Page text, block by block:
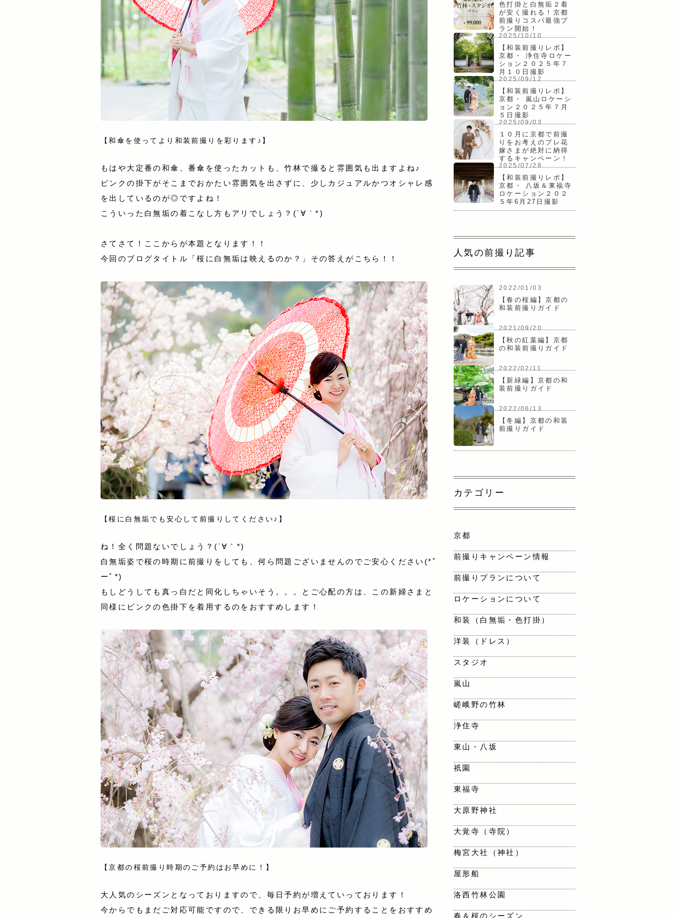
【和傘を使ってより和装前撮りを彩ります♪】
もはや大定番の和傘、番傘を使ったカットも、竹林で撮ると雰囲気も出ますよね♪
ピンクの掛下がそこまでおかたい雰囲気を出さずに、少しカジュアルかつオシャレ感
を出しているのが◎ですよね！
こういった白無垢の着こなし方もアリでしょう？(´∀｀*)
さてさて！ここからが本題となります！！
今回のブログタイトル「桜に白無垢は映えるのか？」その答えがこちら！！
【桜に白無垢でも安心して前撮りしてください♪】
ね！全く問題ないでしょう？(´∀｀*)
白無垢姿で桜の時期に前撮りをしても、何ら問題ございませんのでご安心ください(*ﾟ
ーﾟ*)
もしどうしても真っ白だと同化しちゃいそう。。。とご心配の方は、この新婦さまと
同様にピンクの色掛下を着用するのをおすすめします！
【京都の桜前撮り時期のご予約はお早めに！】
大人気のシーズンとなっておりますので、毎日予約が増えていっております！
今からでもまだご対応可能ですので、できる限りお早めにご予約することをおすすめ
色打掛と白無垢２着
が安く撮れる！京都
前撮りコスパ最強プ
ラン開始！
2025/10/10
【和装前撮りレポ】
京都・ 浄住寺ロケー
ション２０２５年７
月１０日撮影
2025/09/12
【和装前撮りレポ】
京都・ 嵐山ロケーシ
ョン２０２５年７月
５日撮影
2025/09/03
１０月に京都で前撮
りをお考えのプレ花
嫁さまが絶対に納得
するキャンペーン！
2025/07/28
【和装前撮りレポ】
京都・ 八坂＆東福寺
ロケーション２０２
５年6月27日撮影
人気の前撮り記事
2022/01/03
【春の桜編】京都の
和装前撮りガイド
2021/09/20
【秋の紅葉編】京都
の和装前撮りガイド
2022/02/11
【新緑編】京都の和
装前撮りガイド
2022/06/13
【冬編】京都の和装
前撮りガイド
カテゴリー
京都
前撮りキャンペーン情報
前撮りプランについて
ロケーションについて
和装（白無垢・色打掛）
洋装（ドレス）
スタジオ
嵐山
嵯峨野の竹林
浄住寺
東山・八坂
祇園
東福寺
大原野神社
大覚寺（寺院）
梅宮大社（神社）
屋形船
洛西竹林公園
春＆桜のシーズン